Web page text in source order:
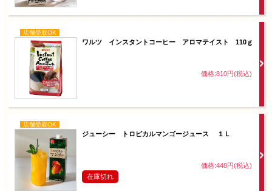
店舗受取OK
ワルツ インスタントコーヒー アロマテイスト 110ｇ
価格:810円(税込)
店舗受取OK
ジューシー トロピカルマンゴージュース １Ｌ
価格:448円(税込)
在庫切れ